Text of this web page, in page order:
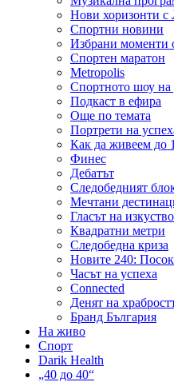
Нови хоризонти с
Спортни новини
Избрани моменти
Спортен маратон
Metropolis
Спортното шоу на
Подкаст в ефира
Още по темата
Портрети на
Как да живеем до
Финес
Дебатът
Следобедният
Мечтани
Гласът на
Квадратни метри
Следобедна криза
Новите 240:
Часът на успеха
Connected
Денят на
Бранд България
На живо
Спорт
Darik Health
„40 до 40“